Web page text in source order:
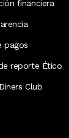
financiera
pagos
reporte Ético
Club